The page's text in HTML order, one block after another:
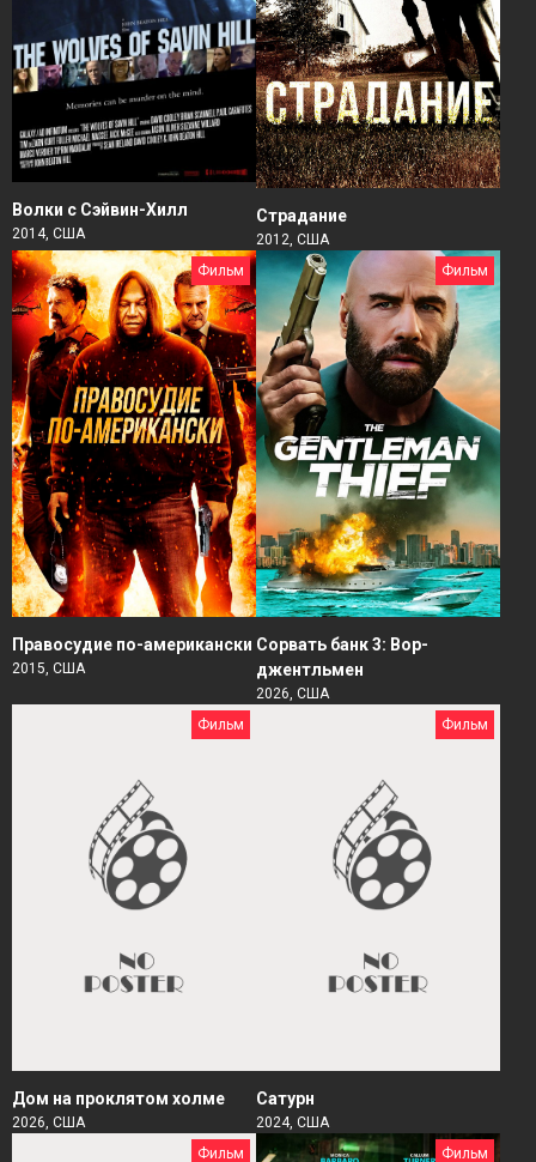
Волки с Сэйвин-Хилл
2014, США
Страдание
2012, США
Фильм
Правосудие по-американски
2015, США
Фильм
Сорвать банк 3: Вор-
джентльмен
2026, США
Фильм
Дом на проклятом холме
2026, США
Фильм
Сатурн
2024, США
Фильм
Фильм